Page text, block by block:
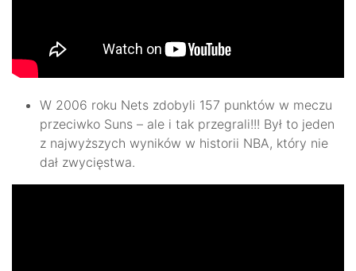
W 2006 roku Nets zdobyli 157 punktów w meczu
przeciwko Suns – ale i tak przegrali!!! Był to jeden
z najwyższych wyników w historii NBA, który nie
dał zwycięstwa.